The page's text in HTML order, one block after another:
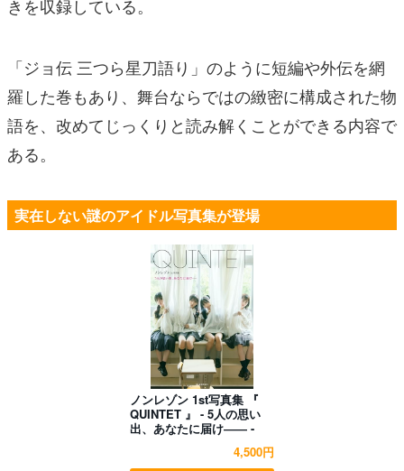
きを収録している。
「ジョ伝 三つら星刀語り」のように短編や外伝を網
羅した巻もあり、舞台ならではの緻密に構成された物
語を、改めてじっくりと読み解くことができる内容で
ある。
実在しない謎のアイドル写真集が登場
ノンレゾン 1st写真集 『
QUINTET 』 - 5人の思い
出、あなたに届け―― -
4,500円